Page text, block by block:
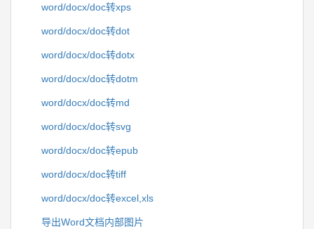
word/docx/doc转xps
word/docx/doc转dot
word/docx/doc转dotx
word/docx/doc转dotm
word/docx/doc转md
word/docx/doc转svg
word/docx/doc转epub
word/docx/doc转tiff
word/docx/doc转excel,xls
导出Word文档内部图片